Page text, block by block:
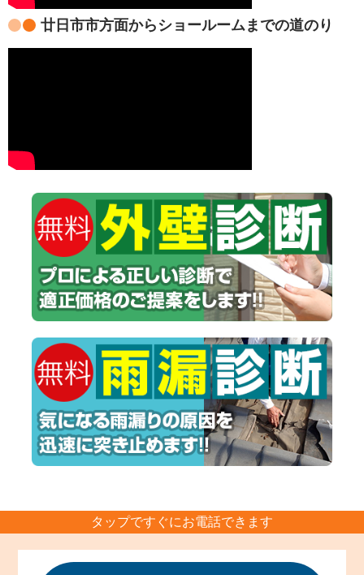
廿日市市方面からショールームまでの道のり
タップですぐにお電話できます